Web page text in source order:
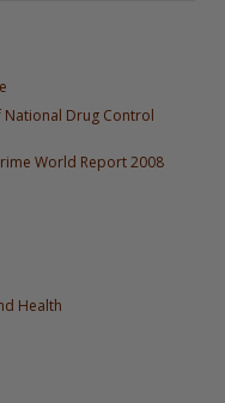
National Drug Control
World Report 2008
Health